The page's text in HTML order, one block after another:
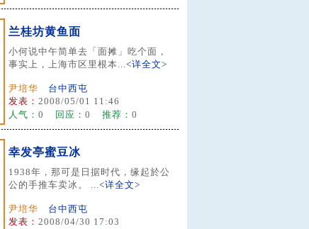
兰桂坊黄鱼面
小何说中午简单去「面摊」吃个面，
事实上，上海市区里根本...<详全文>
尹培华
台中西屯
发表： 2008/05/01 11:46
人气： 0 回应： 0 推荐： 0
幸发亭蜜豆冰
1938年，那可是日据时代，缘起於公
公的手推车卖冰。 ...<详全文>
尹培华
台中西屯
发表： 2008/04/30 17:03